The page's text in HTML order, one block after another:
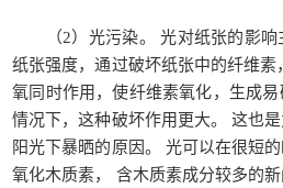
（2）光污染。 光对纸张的影响
纸张强度，通过破坏纸张中的纤维
氧同时作用，使纤维素氧化，生成
情况下，这种破坏作用更大。 这也
阳光下暴晒的原因。 光可以在很短
氧化木质素， 含木质素成分较多的